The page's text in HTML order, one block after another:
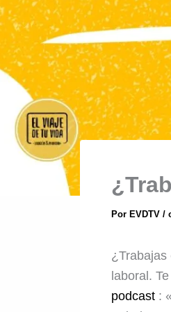
Por EVDTV /
¿Trabajas
laboral.
podcast :